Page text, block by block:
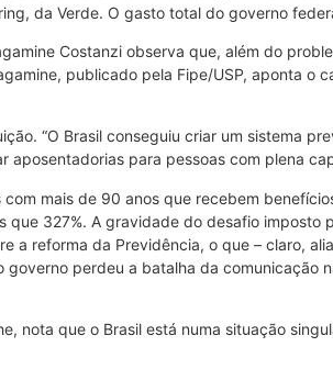
da Verde. O gasto total do governo
Costanzi observa que, além do
publicado pela Fipe/USP, aponta o
“O Brasil conseguiu criar um sistema
para pessoas com plena
mais de 90 anos que recebem
327%. A gravidade do desafio imposto
reforma da Previdência, o que – claro,
perdeu a batalha da comunicação
nota que o Brasil está numa situação